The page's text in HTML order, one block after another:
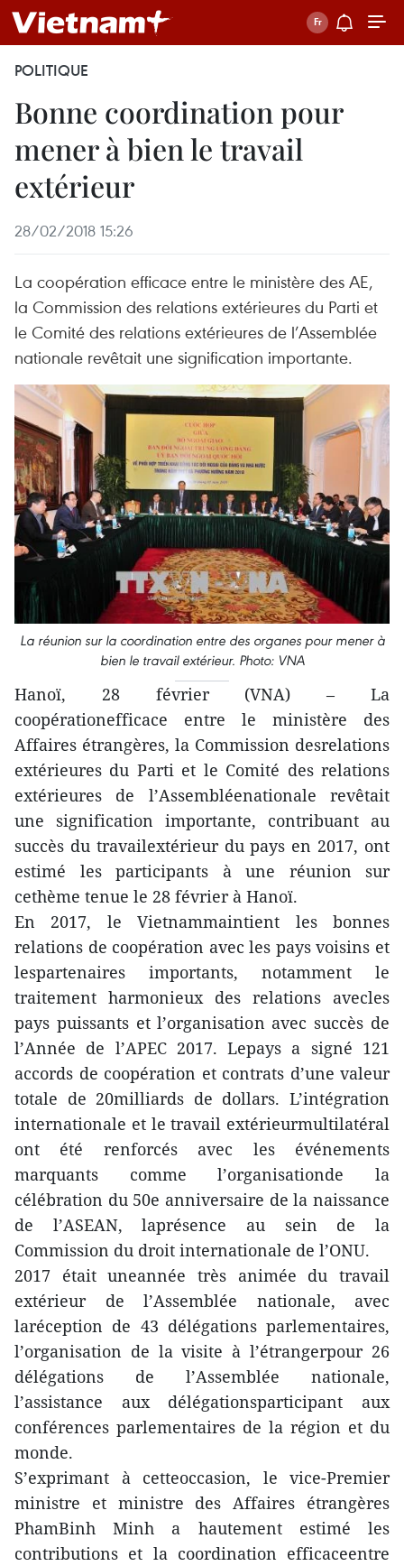
POLITIQUE
Bonne coordination pour
mener à bien le travail
extérieur
28/02/2018 15:26
La coopération efficace entre le ministère des AE,
la Commission des relations extérieures du Parti et
le Comité des relations extérieures de l’Assemblée
nationale revêtait une signification importante.
La réunion sur la coordination entre des organes pour mener à
bien le travail extérieur. Photo: VNA
Hanoï, 28 février (VNA) – La
coopérationefficace entre le ministère des
Affaires étrangères, la Commission desrelations
extérieures du Parti et le Comité des relations
extérieures de l’Assembléenationale revêtait
une signification importante, contribuant au
succès du travailextérieur du pays en 2017, ont
estimé les participants à une réunion sur
cethème tenue le 28 février à Hanoï.
En 2017, le Vietnammaintient les bonnes
relations de coopération avec les pays voisins et
lespartenaires importants, notamment le
traitement harmonieux des relations avecles
pays puissants et l’organisation avec succès de
l’Année de l’APEC 2017. Lepays a signé 121
accords de coopération et contrats d’une valeur
totale de 20milliards de dollars. L’intégration
internationale et le travail extérieurmultilatéral
ont été renforcés avec les événements
marquants comme l’organisationde la
célébration du 50e anniversaire de la naissance
de l’ASEAN, laprésence au sein de la
Commission du droit internationale de l’ONU.
2017 était uneannée très animée du travail
extérieur de l’Assemblée nationale, avec
laréception de 43 délégations parlementaires,
l’organisation de la visite à l’étrangerpour 26
délégations de l’Assemblée nationale,
l’assistance aux délégationsparticipant aux
conférences parlementaires de la région et du
monde.
S’exprimant à cetteoccasion, le vice-Premier
ministre et ministre des Affaires étrangères
PhamBinh Minh a hautement estimé les
contributions et la coordination efficaceentre